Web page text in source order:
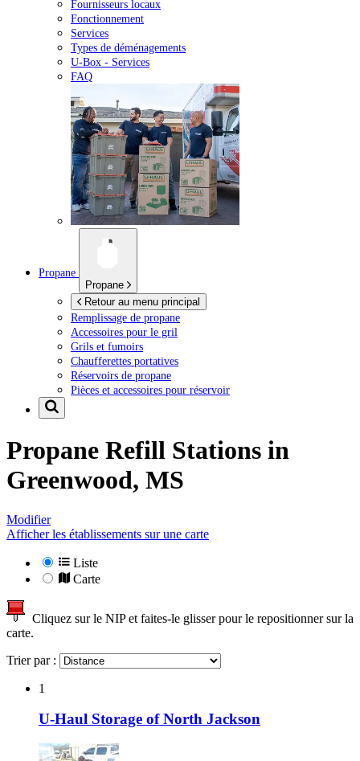
Fournisseurs locaux
Fonctionnement
Services
Types de déménagements
U-Box - Services
FAQ
Propane
Propane
Retour au menu principal
Remplissage de propane
Accessoires pour le gril
Grils et fumoirs
Chaufferettes portatives
Réservoirs de propane
Pièces et accessoires pour réservoir
Propane Refill Stations in
Greenwood, MS
Modifier
Afficher les établissements sur une carte
Liste
Carte
Cliquez sur le NIP et faites-le glisser pour le repositionner sur la
carte.
Trier par :
1
U-Haul Storage of North Jackson